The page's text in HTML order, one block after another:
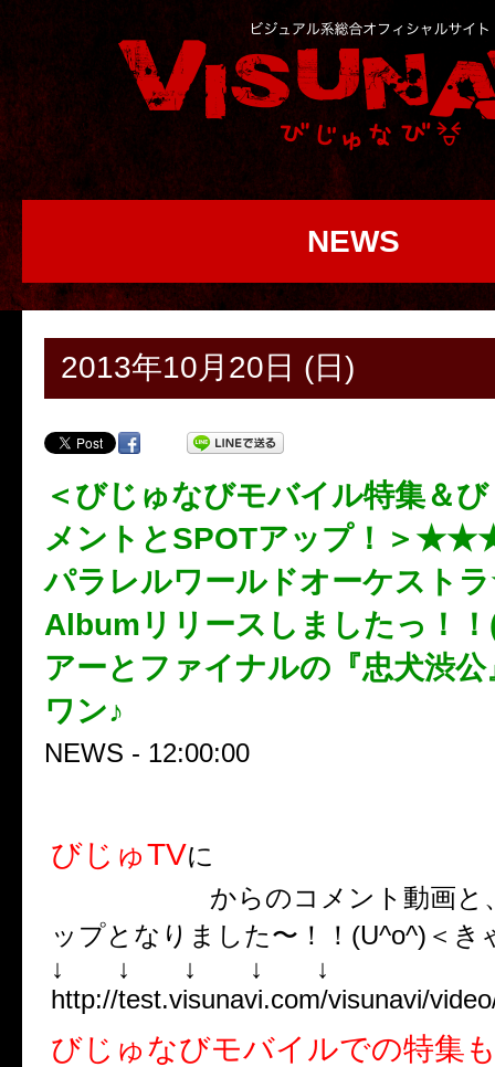
NEWS
2013年10月20日 (日)
＜びじゅなびモバイル特集＆
メントとSPOTアップ！＞
パラレルワールドオーケス
Albumリリースしましたっ！
アーとファイナルの『忠犬渋
ワン♪
NEWS - 12:00:00
びじゅTVに
からのコメント動画と
ップとなりました〜！！(U^o^)＜き
↓ ↓ ↓ ↓ ↓
http://test.visunavi.com/visunavi/
びじゅなびモバイルでの特集